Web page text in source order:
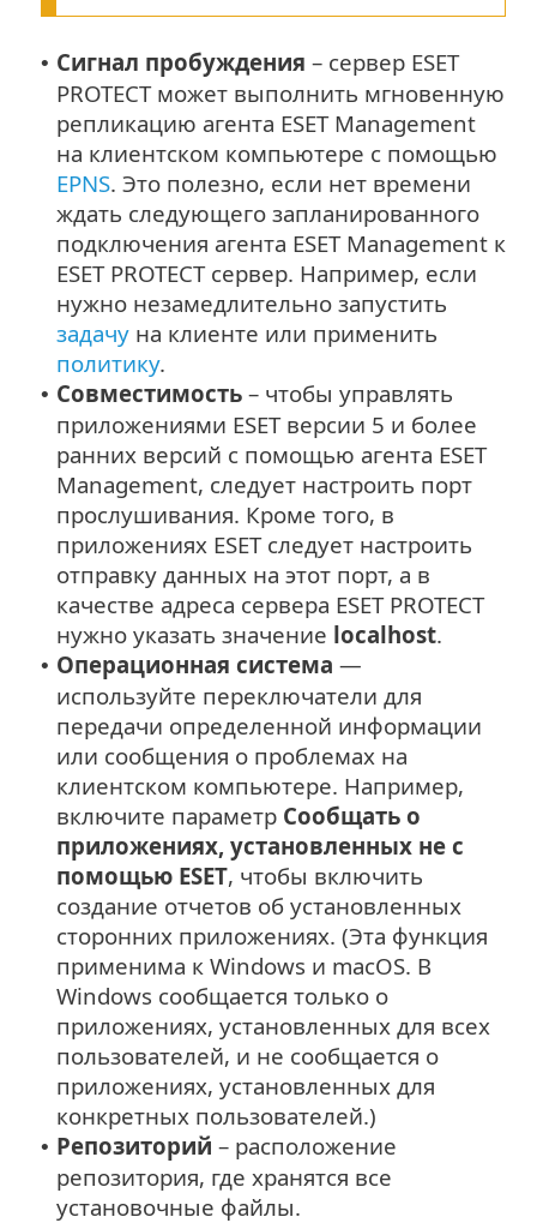
• Сигнал пробуждения – сервер ESET
PROTECT может выполнить мгновенную
репликацию агента ESET Management
на клиентском компьютере с помощью
EPNS. Это полезно, если нет времени
ждать следующего запланированного
подключения агента ESET Management к
ESET PROTECT сервер. Например, если
нужно незамедлительно запустить
задачу на клиенте или применить
политику.
• Совместимость – чтобы управлять
приложениями ESET версии 5 и более
ранних версий с помощью агента ESET
Management, следует настроить порт
прослушивания. Кроме того, в
приложениях ESET следует настроить
отправку данных на этот порт, а в
качестве адреса сервера ESET PROTECT
нужно указать значение localhost.
• Операционная система —
используйте переключатели для
передачи определенной информации
или сообщения о проблемах на
клиентском компьютере. Например,
включите параметр Сообщать о
приложениях, установленных не с
помощью ESET, чтобы включить
создание отчетов об установленных
сторонних приложениях. (Эта функция
применима к Windows и macOS. В
Windows сообщается только о
приложениях, установленных для всех
пользователей, и не сообщается о
приложениях, установленных для
конкретных пользователей.)
• Репозиторий – расположение
репозитория, где хранятся все
установочные файлы.